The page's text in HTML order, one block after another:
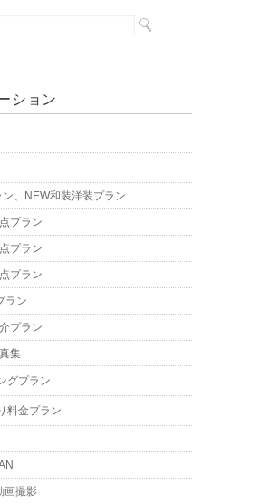
ション
ン、NEW和装洋装プラン
プラン
プラン
プラン
ラン
プラン
集
グプラン
料金プラン
画撮影